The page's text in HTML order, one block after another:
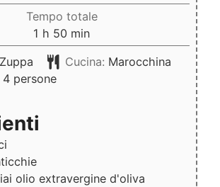
Tempo totale
1 ora
h 50 minuti
min
Zuppa Cucina: Marocchina
4 persone
olio extravergine d'oliva